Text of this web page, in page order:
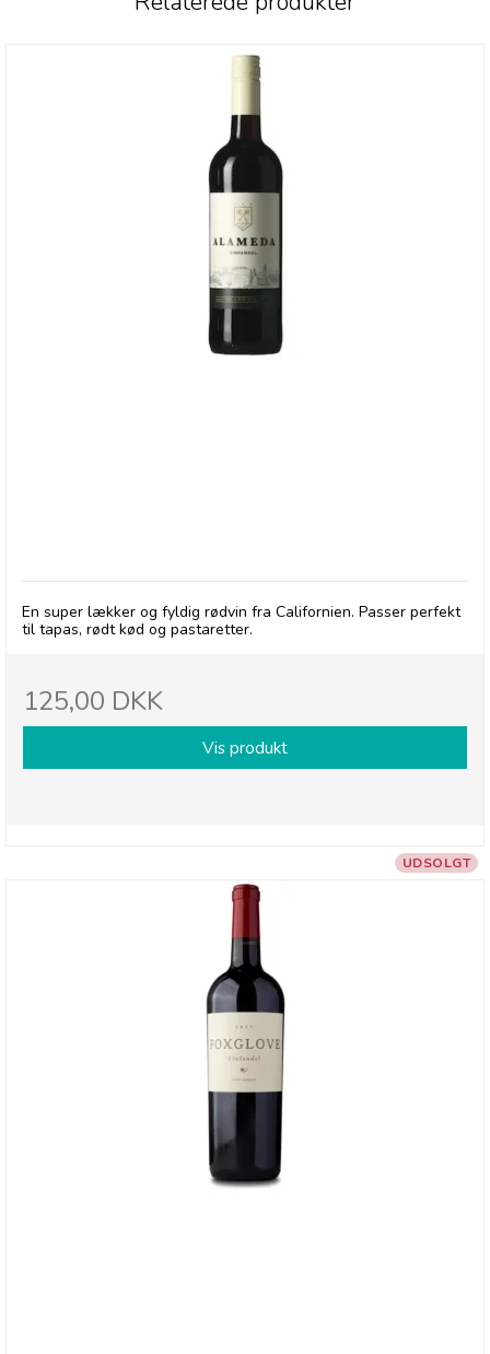
En super lækker og fyldig rødvin fra Californien. Passer perfekt
til tapas, rødt kød og pastaretter.
125,00 DKK
Vis produkt
UDSOLGT